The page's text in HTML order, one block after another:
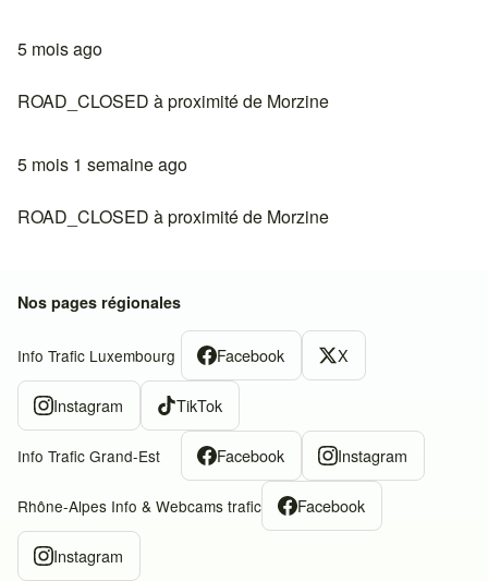
5 mois ago
ROAD_CLOSED à proximité de Morzine
5 mois 1 semaine ago
ROAD_CLOSED à proximité de Morzine
Nos pages régionales
Info Trafic Luxembourg Facebook X
Instagram TikTok
Info Trafic Grand-Est Facebook Instagram
Rhône-Alpes Info & Webcams trafic Facebook
Instagram